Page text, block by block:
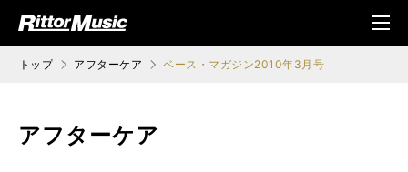
ジック (Rittor Musi
メニ
ュ
トップ アフターケア ベース・マガジン2010年3月号
アフターケア